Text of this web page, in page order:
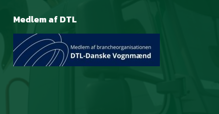
Medlem af DTL